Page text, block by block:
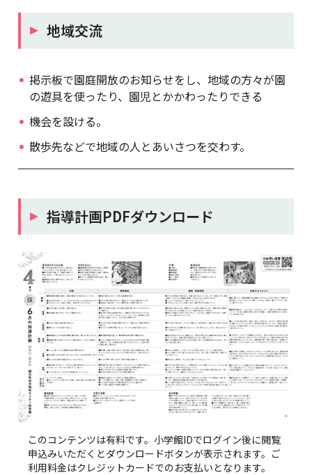
地域交流
掲示板で園庭開放のお知らせをし、地域の方々が園
の遊具を使ったり、園児とかかわったりできる
機会を設ける。
散歩先などで地域の人とあいさつを交わす。
指導計画PDFダウンロード
このコンテンツは有料です。小学館IDでログイン後に閲覧
申込みいただくとダウンロードボタンが表示されます。ご
利用料金はクレジットカードでのお支払いとなります。